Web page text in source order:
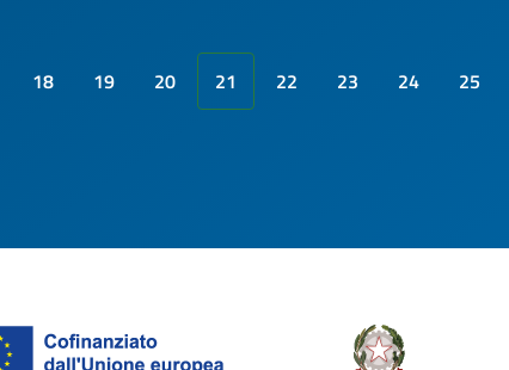
18 19 20 21 22 23 24 25